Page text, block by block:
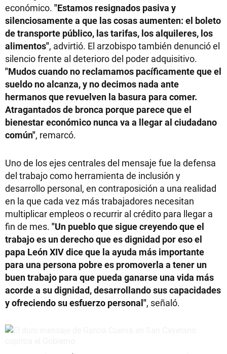
económico. "Estamos resignados pasiva y
silenciosamente a que las cosas aumenten: el boleto
de transporte público, las tarifas, los alquileres, los
alimentos", advirtió. El arzobispo también denunció el
silencio frente al deterioro del poder adquisitivo.
"Mudos cuando no reclamamos pacíficamente que el
sueldo no alcanza, y no decimos nada ante
hermanos que revuelven la basura para comer.
Atragantados de bronca porque parece que el
bienestar económico nunca va a llegar al ciudadano
común", remarcó.
Uno de los ejes centrales del mensaje fue la defensa
del trabajo como herramienta de inclusión y
desarrollo personal, en contraposición a una realidad
en la que cada vez más trabajadores necesitan
multiplicar empleos o recurrir al crédito para llegar a
fin de mes. "Un pueblo que sigue creyendo que el
trabajo es un derecho que es dignidad por eso el
papa León XIV dice que la ayuda más importante
para una persona pobre es promoverla a tener un
buen trabajo para que pueda ganarse una vida más
acorde a su dignidad, desarrollando sus capacidades
y ofreciendo su esfuerzo personal", señaló.